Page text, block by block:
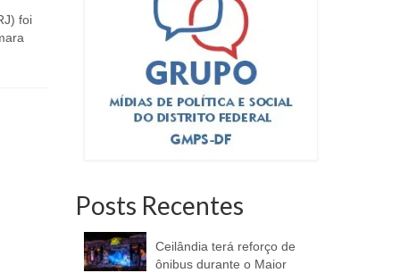
foi
manhã deste sábado (12). O evento
Posts Recentes
Ceilândia terá reforço de
ônibus durante o Maior